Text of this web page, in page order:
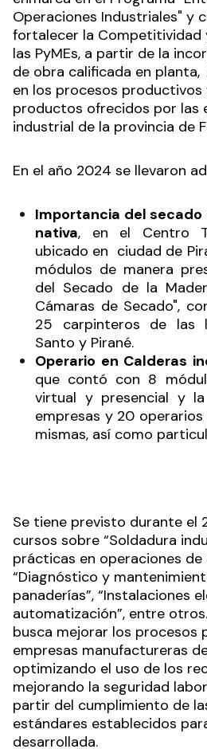
Operaciones Industriales" y
fortalecer la Competitividad
las PyMEs, a partir de la
de obra calificada en
en los procesos productivos
productos ofrecidos por las
industrial de la provincia de
En el año 2024 se llevaron
Importancia del
nativa, en el Centro
ubicado en ciudad de
módulos de manera
del Secado de la
Cámaras de Secado",
25 carpinteros de las
Santo y Pirané.
Operario en Calderas
que contó con 8
virtual y presencial y
empresas y 20
mismas, así como
Se tiene previsto durante el
cursos sobre “Soldadura
prácticas en operaciones de
“Diagnóstico y
panaderías”, “Instalaciones
automatización”, entre
busca mejorar los procesos
empresas manufactureras
optimizando el uso de los
mejorando la seguridad
partir del cumplimiento de
estándares establecidos
desarrollada.